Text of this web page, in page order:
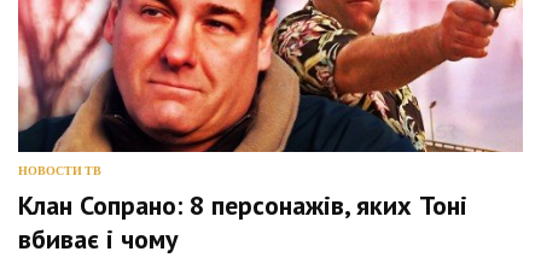
НОВОСТИ ТВ
Клан Сопрано: 8 персонажів, яких Тоні
вбиває і чому